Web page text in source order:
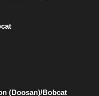
(Doosan)/Bobcat